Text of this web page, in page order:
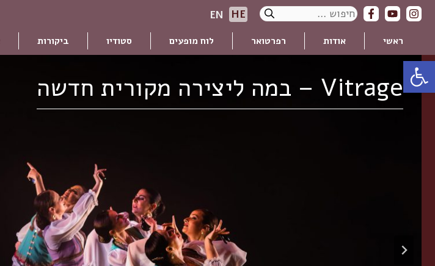
פתח סרגל נגישות
לדלג
לתוכן
חיפוש: HE
EN
ראשי אודות רפרטואר לוח מופעים סטודיו ביקורות
Vitrage – במה ליצירה מקורית חדשה